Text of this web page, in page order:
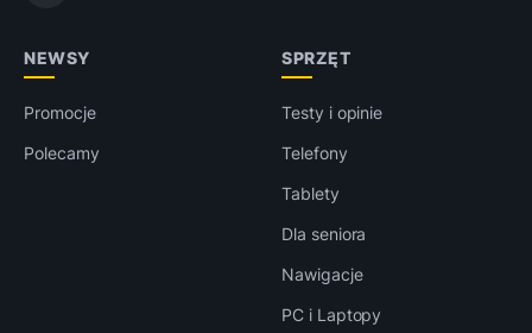
NEWSY
Promocje
Polecamy
SPRZĘT
Testy i opinie
Telefony
Tablety
Dla seniora
Nawigacje
PC i Laptopy